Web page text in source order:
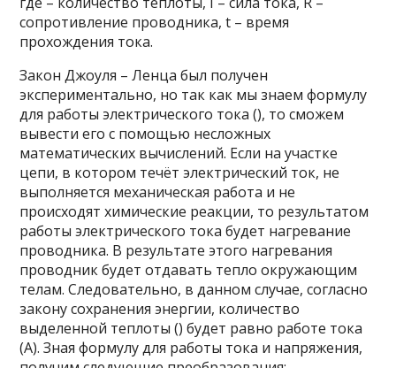
сопротивление проводника, t – время
прохождения тока.
Закон Джоуля – Ленца был получен
экспериментально, но так как мы знаем формулу
для работы электрического тока (), то сможем
вывести его с помощью несложных
математических вычислений. Если на участке
цепи, в котором течёт электрический ток, не
выполняется механическая работа и не
происходят химические реакции, то результатом
работы электрического тока будет нагревание
проводника. В результате этого нагревания
проводник будет отдавать тепло окружающим
телам. Следовательно, в данном случае, согласно
закону сохранения энергии, количество
выделенной теплоты () будет равно работе тока
(A). Зная формулу для работы тока и напряжения,